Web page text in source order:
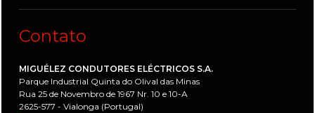
Contato
MIGUÉLEZ CONDUTORES ELÉCTRICOS S.A.
Parque Industrial Quinta do Olival das Minas
Rua 25 de Novembro de 1967 Nr. 10 e 10-A
2625-577 - Vialonga (Portugal)